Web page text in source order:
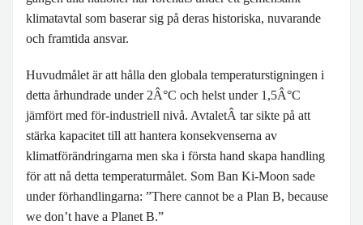
klimatavtal som baserar sig på deras historiska, nuvarande
och framtida ansvar.
Huvudmålet är att hålla den globala temperaturstigningen i
detta århundrade under 2Â°C och helst under 1,5Â°C
jämfört med för-industriell nivå. AvtaletÂ tar sikte på att
stärka kapacitet till att hantera konsekvenserna av
klimatförändringarna men ska i första hand skapa handling
för att nå detta temperaturmålet. Som Ban Ki-Moon sade
under förhandlingarna: ”There cannot be a Plan B, because
we don’t have a Planet B.”